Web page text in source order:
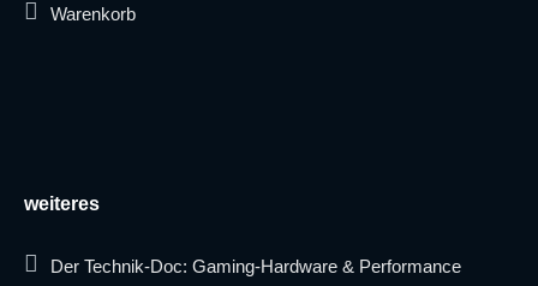
Warenkorb
weiteres
Der Technik-Doc: Gaming-Hardware & Performance